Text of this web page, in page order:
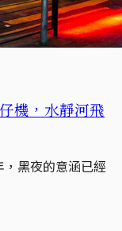
機，水靜河飛
黑夜的意涵已經